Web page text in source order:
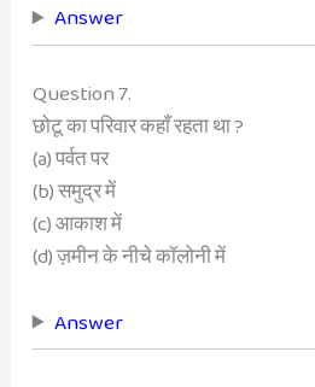
Answer
Question 7.
छोटू का परिवार कहाँ रहता था ?
(a) पर्वत पर
(b) समुद्र में
(c) आकाश में
(d) ज़मीन के नीचे कॉलोनी में
Answer